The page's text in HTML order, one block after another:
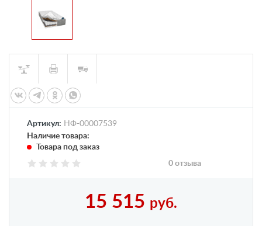
Артикул: НФ-00007539
Наличие товара:
Товара под заказ
0 отзыва
15 515 руб.